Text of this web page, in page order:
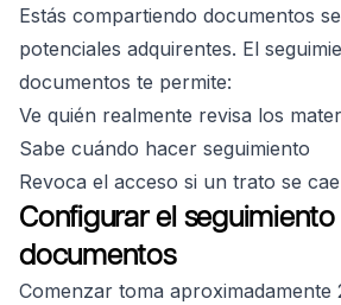
Estás compartiendo documentos
potenciales adquirentes. El
documentos te permite:
Ve quién realmente revisa los
Sabe cuándo hacer seguimiento
Revoca el acceso si un trato se cae
Configurar el
documentos
Comenzar toma aproximadamente